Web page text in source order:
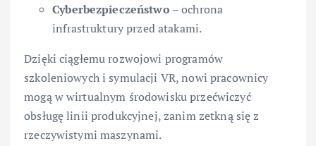
Cyberbezpieczeństwo – ochrona
infrastruktury przed atakami.
Dzięki ciągłemu rozwojowi programów
szkoleniowych i symulacji VR, nowi pracownicy
mogą w wirtualnym środowisku przećwiczyć
obsługę linii produkcyjnej, zanim zetkną się z
rzeczywistymi maszynami.